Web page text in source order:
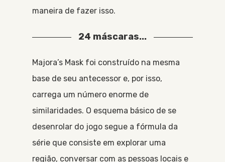
maneira de fazer isso.
24 máscaras...
Majora’s Mask foi construído na mesma
base de seu antecessor e, por isso,
carrega um número enorme de
similaridades. O esquema básico de se
desenrolar do jogo segue a fórmula da
série que consiste em explorar uma
região, conversar com as pessoas locais e